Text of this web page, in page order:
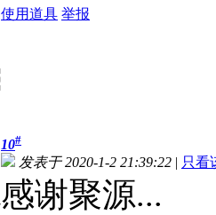
使用道具 举报
10#
发表于 2020-1-2 21:39:22 | 只看
感谢聚源...